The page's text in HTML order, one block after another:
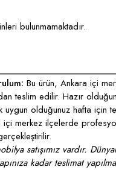
bulunmamaktadır.
Bu ürün, Ankara içi
teslim edilir. Hazır
uygun olduğunuz hafta için
içi merkez ilçelerde
satışımız vardır.
kadar teslimat